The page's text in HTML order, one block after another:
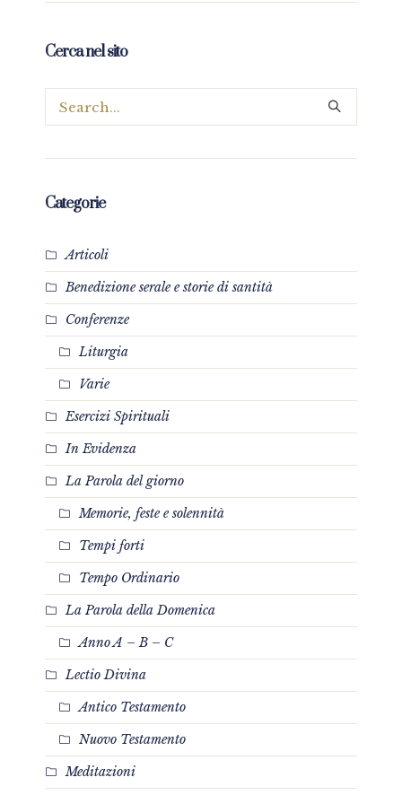
Cerca nel sito
Categorie
Articoli
Benedizione serale e storie di santità
Conferenze
Liturgia
Varie
Esercizi Spirituali
In Evidenza
La Parola del giorno
Memorie, feste e solennità
Tempi forti
Tempo Ordinario
La Parola della Domenica
Anno A – B – C
Lectio Divina
Antico Testamento
Nuovo Testamento
Meditazioni